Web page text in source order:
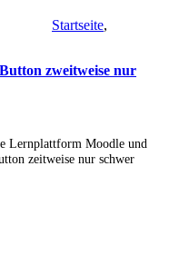
Startseite,
zweitweise nur
Lernplattform Moodle und
zeitweise nur schwer